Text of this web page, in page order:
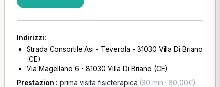
Indirizzi:
Strada Consortile Asi - Teverola - 81030 Villa Di Briano
(CE)
Via Magellano 6 - 81030 Villa Di Briano (CE)
Prestazioni: prima visita fisioterapica (30 min · 80,00€)